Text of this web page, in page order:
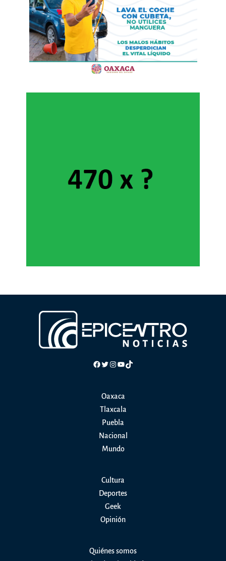
Facebook
Twitter
Instagram
YouTube
TikTok
Oaxaca
Tlaxcala
Puebla
Nacional
Mundo
Cultura
Deportes
Geek
Opinión
Quiénes somos